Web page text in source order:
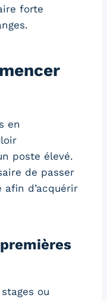
forte
en
poste élevé.
de passer
d’acquérir
ou